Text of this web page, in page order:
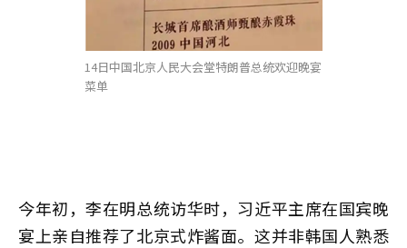
14日中国北京人民大会堂特朗普总统欢迎晚宴
菜单
今年初，李在明总统访华时，习近平主席在国宾晚
宴上亲自推荐了北京式炸酱面。这并非韩国人熟悉